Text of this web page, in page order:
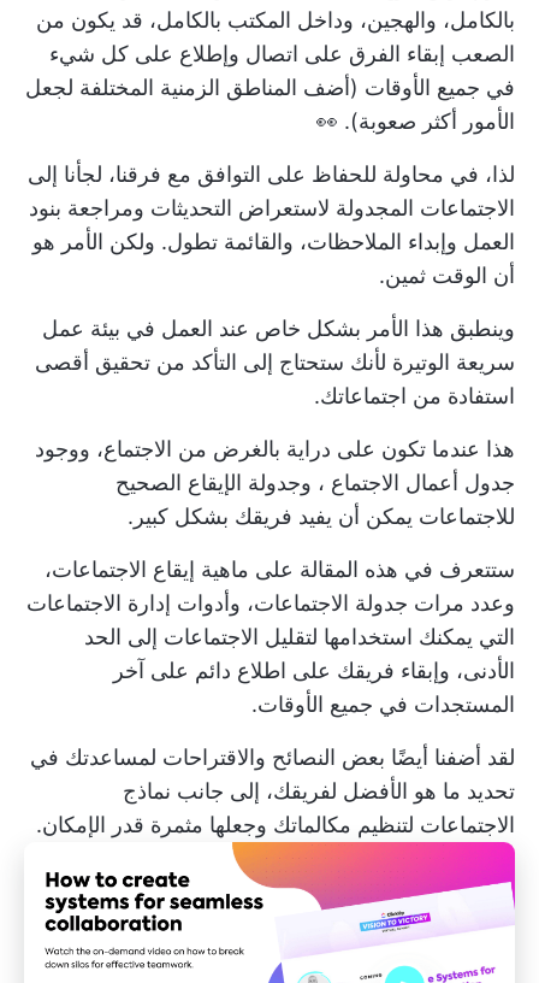
بالكامل، والهجين، وداخل المكتب بالكامل، قد يكون من
الصعب إبقاء الفرق على اتصال وإطلاع على كل شيء
في جميع الأوقات (أضف المناطق الزمنية المختلفة لجعل
الأمور أكثر صعوبة). 👀
لذا، في محاولة للحفاظ على التوافق مع فرقنا، لجأنا إلى
الاجتماعات المجدولة لاستعراض التحديثات ومراجعة بنود
العمل وإبداء الملاحظات، والقائمة تطول. ولكن الأمر هو
أن الوقت ثمين.
وينطبق هذا الأمر بشكل خاص عند العمل في بيئة عمل
سريعة الوتيرة لأنك ستحتاج إلى التأكد من تحقيق أقصى
استفادة من اجتماعاتك.
هذا عندما تكون على دراية بالغرض من الاجتماع، ووجود
جدول أعمال الاجتماع ، وجدولة الإيقاع الصحيح
للاجتماعات يمكن أن يفيد فريقك بشكل كبير.
ستتعرف في هذه المقالة على ماهية إيقاع الاجتماعات،
وعدد مرات جدولة الاجتماعات، وأدوات إدارة الاجتماعات
التي يمكنك استخدامها لتقليل الاجتماعات إلى الحد
الأدنى، وإبقاء فريقك على اطلاع دائم على آخر
المستجدات في جميع الأوقات.
لقد أضفنا أيضًا بعض النصائح والاقتراحات لمساعدتك في
تحديد ما هو الأفضل لفريقك، إلى جانب نماذج
الاجتماعات لتنظيم مكالماتك وجعلها مثمرة قدر الإمكان.